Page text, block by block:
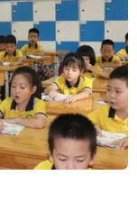
ảnh hưởng của
tại khu vực
khác ghi